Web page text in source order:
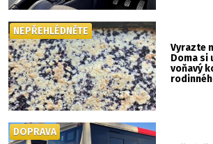
Vyrazte
Doma si
voňavý
NEPŘEHLÉDNĚTE
DOPRAVA